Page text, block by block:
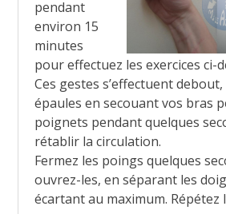
pendant
environ 15
minutes
pour effectuez les exercices ci-
Ces gestes s’effectuent
épaules en secouant vos bras
poignets pendant quelques
rétablir la circulation.
Fermez les poings quelques
ouvrez-les, en séparant les
écartant au maximum. Répétez